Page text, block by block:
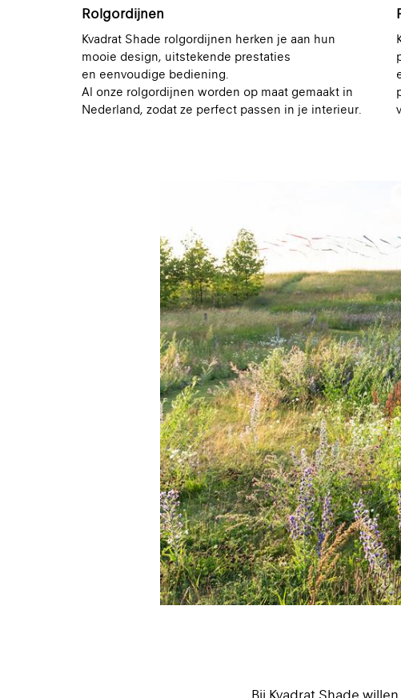
Rolgordijnen
Kvadrat Shade rolgordijnen herken je aan hun
mooie design, uitstekende prestaties
en eenvoudige bediening.
Al onze rolgordijnen worden op maat gemaakt in
Nederland, zodat ze perfect passen in je interieur.